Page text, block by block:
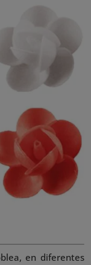
en diferentes